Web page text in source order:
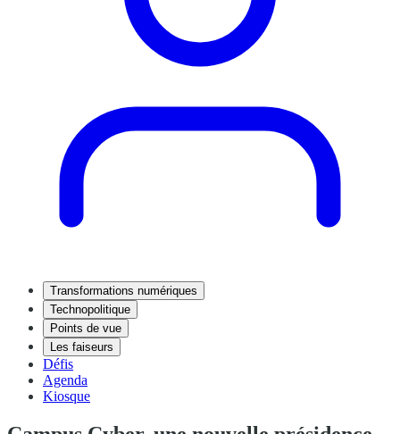
Transformations numériques
Technopolitique
Points de vue
Les faiseurs
Défis
Agenda
Kiosque